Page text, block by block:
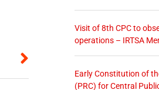
Visit of 8th CPC to
operations – IRTSA
Early Constitution of
(PRC) for Central